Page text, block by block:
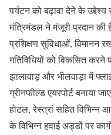
पर्यटन को बढ़ावा देने के
मंत्रिमंडल ने मंजूरी प्रदान की
प्रशिक्षण सुविधाओं, विमानन
गतिविधियों को विकसित
झालावाड़ और भीलवाड़ा में
ग्रीनफील्ड एयरपोर्ट बनाया
होटल, रेस्त्रां सहित विभिन्न
के विभिन्न हवाई अड्डों पर